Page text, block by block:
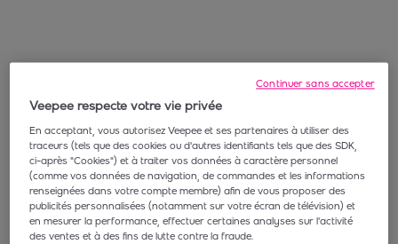
Veepee respecte votre vie privée
En acceptant, vous autorisez Veepee et ses partenaires à utiliser des
traceurs (tels que des cookies ou d'autres identifiants tels que des SDK,
ci-après "Cookies") et à traiter vos données à caractère personnel
(comme vos données de navigation, de commandes et les informations
renseignées dans votre compte membre) afin de vous proposer des
publicités personnalisées (notamment sur votre écran de télévision) et
en mesurer la performance, effectuer certaines analyses sur l'activité
des ventes et à des fins de lutte contre la fraude.
Continuer sans accepter